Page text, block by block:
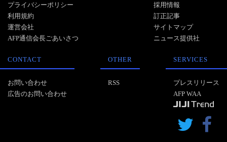
プライバシーポリシー
利用規約
運営会社
AFP通信会長ごあいさつ
採用情報
訂正記事
サイトマップ
ニュース提供社
CONTACT
お問い合わせ
広告のお問い合わせ
OTHER
RSS
SERVICES
プレスリリース
AFP WAA